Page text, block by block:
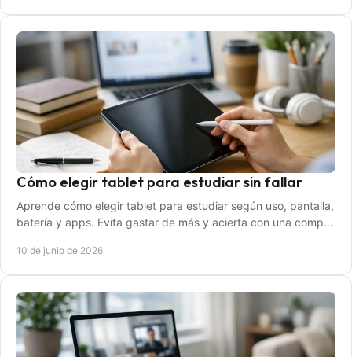
Cómo elegir tablet para estudiar sin fallar
Aprende cómo elegir tablet para estudiar según uso, pantalla,
batería y apps. Evita gastar de más y acierta con una compra
10 de junio de 2026